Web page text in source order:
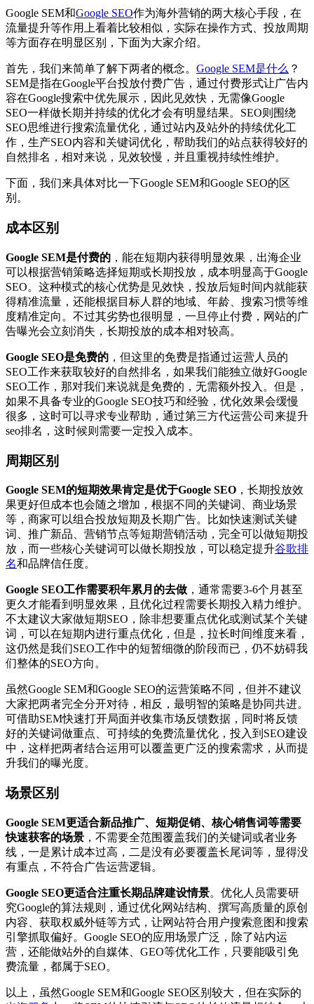
Google SEM和Google SEO作为海外营销的两大核心手段，在
流量提升等作用上看着比较相似，实际在操作方式、投放周期
等方面存在明显区别，下面为大家介绍。
首先，我们来简单了解下两者的概念。 Google SEM是什么 ？
SEM是指在Google平台投放付费广告，通过付费形式让广告内
容在Google搜索中优先展示，因此见效快，无需像Google
SEO一样做长期并持续的优化才会有明显结果。SEO则围绕
SEO思维进行搜索流量优化，通过站内及站外的持续优化工
作，生产SEO内容和关键词优化，帮助我们的站点获得较好的
自然排名，相对来说，见效较慢，并且重视持续性维护。
下面，我们来具体对比一下Google SEM和Google SEO的区
别。
成本区别
Google SEM是付费的 ，能在短期内获得明显效果，出海企业
可以根据营销策略选择短期或长期投放，成本明显高于Google
SEO。这种模式的核心优势是见效快，投放后短时间内就能获
得精准流量，还能根据目标人群的地域、年龄、搜索习惯等维
度精准定向。不过其劣势也很明显，一旦停止付费，网站的广
告曝光会立刻消失，长期投放的成本相对较高。
Google SEO是免费的 ，但这里的免费是指通过运营人员的
SEO工作来获取较好的自然排名，如果我们能独立做好Google
SEO工作，那对我们来说就是免费的，无需额外投入。但是，
如果不具备专业的Google SEO技巧和经验，优化效果会缓慢
很多，这时可以寻求专业帮助，通过第三方代运营公司来提升
seo排名，这时候则需要一定投入成本。
周期区别
Google SEM的短期效果肯定是优于Google SEO ，长期投放效
果更好但成本也会随之增加，根据不同的关键词、商业场景
等，商家可以组合投放短期及长期广告。比如快速测试关键
词、推广新品、营销节点等短期营销活动，完全可以做短期投
放，而一些核心关键词可以做长期投放，可以稳定提升谷歌排
名和品牌信任度。
Google SEO工作需要积年累月的去做 ，通常需要3-6个月甚至
更久才能看到明显效果，且优化过程需要长期投入精力维护。
不太建议大家做短期SEO，除非想要重点优化或测试某个关键
词，可以在短期内进行重点优化，但是，拉长时间维度来看，
这仍然是我们SEO工作中的短暂细微的阶段而已，仍不妨碍我
们整体的SEO方向。
虽然Google SEM和Google SEO的运营策略不同，但并不建议
大家把两者完全分开对待，相反，最明智的策略是协同共进。
可借助SEM快速打开局面并收集市场反馈数据，同时将反馈
好的关键词做重点、可持续的免费流量优化，投入到SEO建设
中，这样把两者结合运用可以覆盖更广泛的搜索需求，从而提
升我们的曝光度。
场景区别
Google SEM更适合新品推广、短期促销、核心销售词等需要
快速获客的场景 ，不需要全范围覆盖我们的关键词或者业务
线，一是累计成本过高，二是没有必要覆盖长尾词等，显得没
有重点，不符合广告运营逻辑。
Google SEO更适合注重长期品牌建设情景。优化人员需要研
究Google的算法规则，通过优化网站结构、撰写高质量的原创
内容、获取权威外链等方式，让网站符合用户搜索意图和搜索
引擎抓取偏好。Google SEO的应用场景广泛，除了站内运
营，还能做站外的自媒体、GEO等优化工作，只要能吸引免
费流量，都属于SEO。
以上，虽然Google SEM和Google SEO区别较大，但在实际的